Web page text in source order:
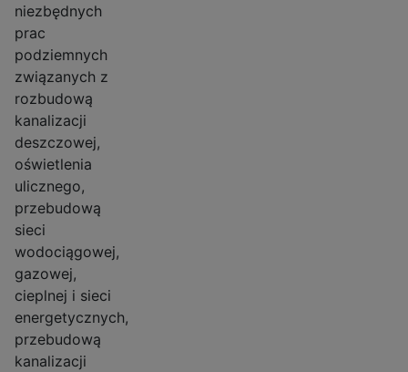
niezbędnych
prac
podziemnych
związanych z
rozbudową
kanalizacji
deszczowej,
oświetlenia
ulicznego,
przebudową
sieci
wodociągowej,
gazowej,
cieplnej i sieci
energetycznych,
przebudową
kanalizacji